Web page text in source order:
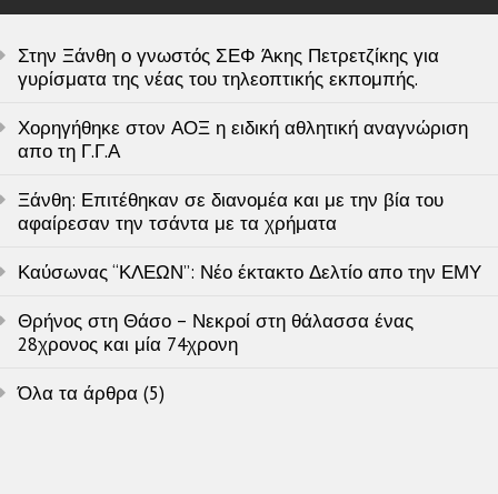
Στην Ξάνθη ο γνωστός ΣΕΦ Άκης Πετρετζίκης για
γυρίσματα της νέας του τηλεοπτικής εκπομπής.
Χορηγήθηκε στον ΑΟΞ η ειδική αθλητική αναγνώριση
απο τη Γ.Γ.Α
Ξάνθη: Επιτέθηκαν σε διανομέα και με την βία του
αφαίρεσαν την τσάντα με τα χρήματα
Καύσωνας “ΚΛΕΩΝ”: Νέο έκτακτο Δελτίο απο την ΕΜΥ
Θρήνος στη Θάσο – Νεκροί στη θάλασσα ένας
28χρονος και μία 74χρονη
Όλα τα άρθρα (5)